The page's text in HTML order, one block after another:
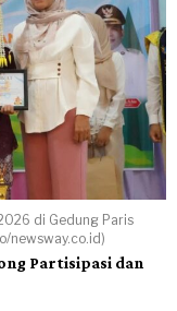
di Gedung Paris
newsway.co.id)
Partisipasi dan